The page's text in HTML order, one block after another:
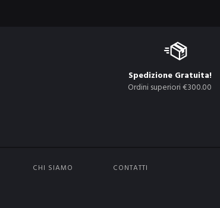
Spedizione Gratuita!
Ordini superiori €300.00
CHI SIAMO CONTATTI